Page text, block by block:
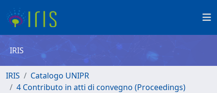
IRIS
IRIS
Catalogo UNIPR
4 Contributo in atti di convegno (Proceedings)